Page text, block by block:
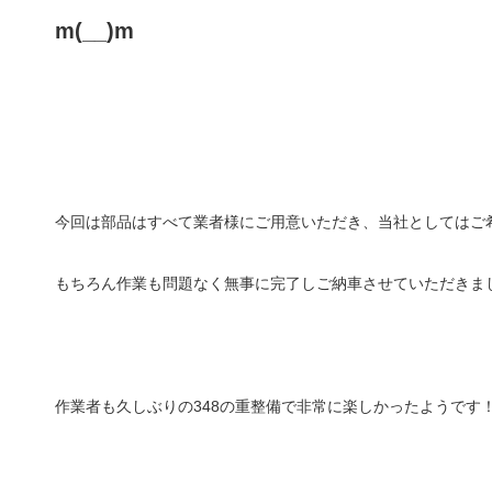
m(__)m
今回は部品はすべて業者様にご用意いただき、当社としては
もちろん作業も問題なく無事に完了しご納車させていただきま
作業者も久しぶりの348の重整備で非常に楽しかったようです